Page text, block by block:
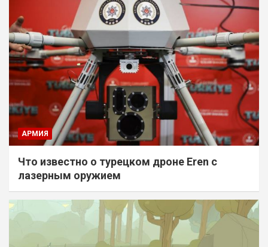
АРМИЯ
Что известно о турецком дроне Eren с
лазерным оружием